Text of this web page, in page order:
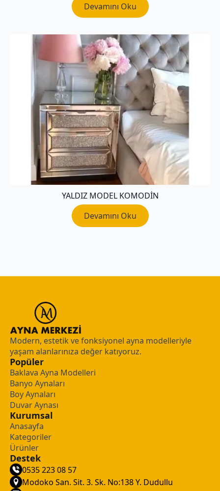
Devamını Oku
YALDIZ MODEL KOMODIN
Devamını Oku
Modern, estetik ve fonksiyonel ayna modelleriyle
yaşam alanlarınıza değer katıyoruz.
Popüler
Baklava Ayna Modelleri
Banyo Aynaları
Boy Aynaları
Duvar Aynası
Kurumsal
Anasayfa
Kategoriler
Ürünler
Destek
0535 223 08 57
Modoko San. Sit. 3. Sk. No:138 Y. Dudullu